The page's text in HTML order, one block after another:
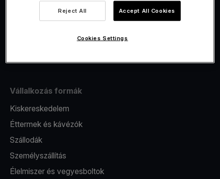
Vállalkozás formák
Kiskereskedelem
Éttermek és kávézók
Szállodák
Személyszállítás
Élelmiszer és vegyesboltok
Reject All Accept All Cookies
Cookies Settings